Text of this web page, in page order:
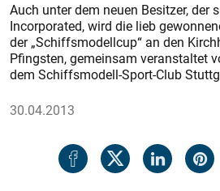
Auch unter dem neuen Besitzer, der
Incorporated, wird die lieb
der „Schiffsmodellcup“ an den
Pfingsten, gemeinsam veranstaltet
dem Schiffsmodell-Sport-Club
30.04.2013